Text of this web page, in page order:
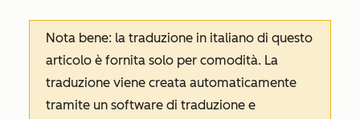
Nota bene: la traduzione in italiano di questo
articolo è fornita solo per comodità. La
traduzione viene creata automaticamente
tramite un software di traduzione e